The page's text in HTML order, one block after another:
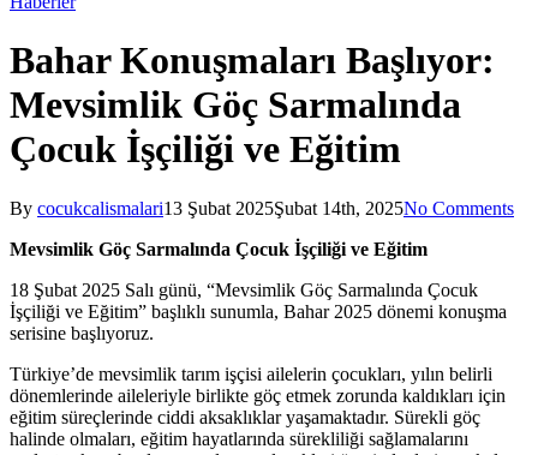
Bahar Konuşmaları Başlıyor:
Mevsimlik Göç Sarmalında
Çocuk İşçiliği ve Eğitim
By cocukcalismalari13 Şubat 2025Şubat 14th, 2025No Comments
Mevsimlik Göç Sarmalında Çocuk İşçiliği ve Eğitim
18 Şubat 2025 Salı günü, “Mevsimlik Göç Sarmalında Çocuk
İşçiliği ve Eğitim” başlıklı sunumla, Bahar 2025 dönemi konuşma
serisine başlıyoruz.
Türkiye’de mevsimlik tarım işçisi ailelerin çocukları, yılın belirli
dönemlerinde aileleriyle birlikte göç etmek zorunda kaldıkları için
eğitim süreçlerinde ciddi aksaklıklar yaşamaktadır. Sürekli göç
halinde olmaları, eğitim hayatlarında sürekliliği sağlamalarını